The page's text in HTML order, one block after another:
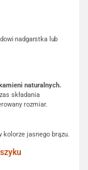
nadgarstka lub
naturalnych.
składania
rozmiar.
kolorze jasnego brązu.